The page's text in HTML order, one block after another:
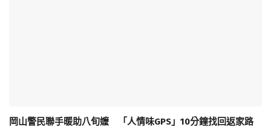
岡山警民聯手暖助八旬嬤 「人情味GPS」10分鐘找回返家路